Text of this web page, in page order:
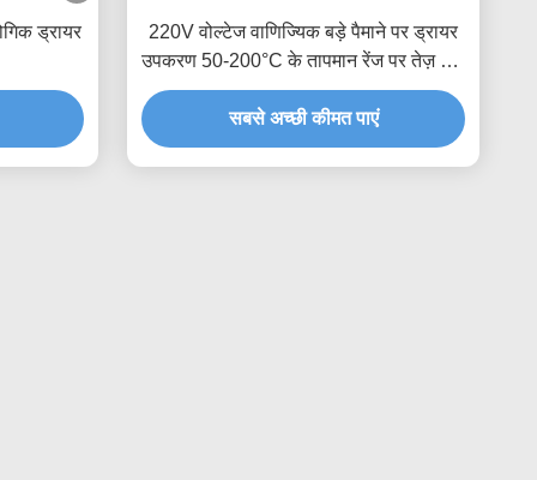
ड्रायर
220V वोल्टेज वाणिज्यिक बड़े पैमाने पर ड्रायर
उपकरण 50-200°C के तापमान रेंज पर तेज़ और
सटीक सुखाने के लिए
सबसे अच्छी कीमत पाएं